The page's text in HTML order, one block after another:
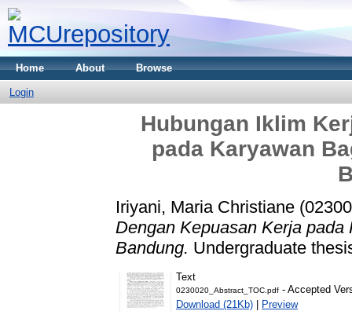
Home About Browse
Login
Hubungan Iklim
pada Karyawan
Iriyani, Maria Christiane
Dengan Kepuasan Kerja
Bandung. Undergraduate
Text
0230020_Abstract_TOC.pdf - Accepted
Download (21Kb) | Preview